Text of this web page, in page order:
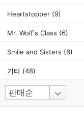
Heartstopper (9)
Mr. Wolf's Class (6)
Smile and Sisters (6)
기타 (48)